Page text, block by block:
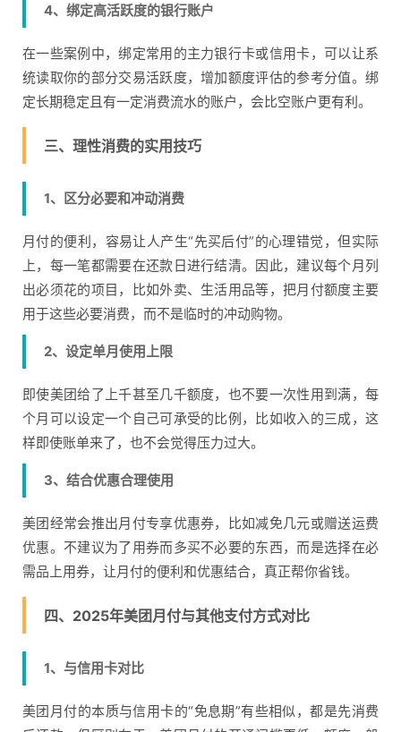
4、绑定高活跃度的银行账户
在一些案例中，绑定常用的主力银行卡或信用卡，可以让系
统读取你的部分交易活跃度，增加额度评估的参考分值。绑
定长期稳定且有一定消费流水的账户，会比空账户更有利。
三、理性消费的实用技巧
1、区分必要和冲动消费
月付的便利，容易让人产生“先买后付”的心理错觉，但实际
上，每一笔都需要在还款日进行结清。因此，建议每个月列
出必须花的项目，比如外卖、生活用品等，把月付额度主要
用于这些必要消费，而不是临时的冲动购物。
2、设定单月使用上限
即使美团给了上千甚至几千额度，也不要一次性用到满，每
个月可以设定一个自己可承受的比例，比如收入的三成，这
样即使账单来了，也不会觉得压力过大。
3、结合优惠合理使用
美团经常会推出月付专享优惠券，比如减免几元或赠送运费
优惠。不建议为了用券而多买不必要的东西，而是选择在必
需品上用券，让月付的便利和优惠结合，真正帮你省钱。
四、2025年美团月付与其他支付方式对比
1、与信用卡对比
美团月付的本质与信用卡的“免息期”有些相似，都是先消费